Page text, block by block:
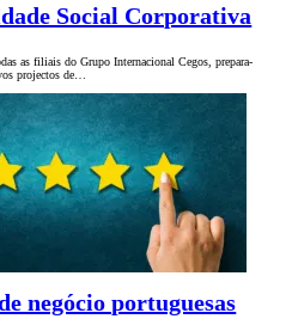
Social Corporativa
as filiais do Grupo Internacional Cegos, prepara-
projectos de…
negócio portuguesas